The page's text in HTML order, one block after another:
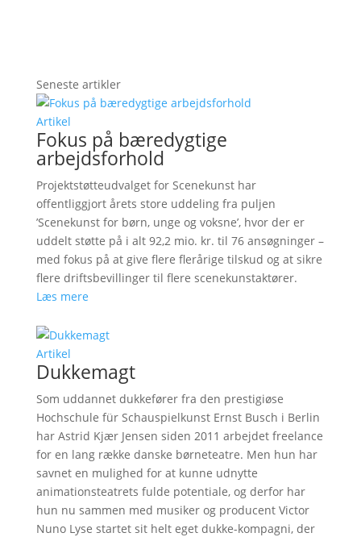
Seneste artikler
Artikel
Fokus på bæredygtige
arbejdsforhold
Projektstøtteudvalget for Scenekunst har
offentliggjort årets store uddeling fra puljen
’Scenekunst for børn, unge og voksne’, hvor der er
uddelt støtte på i alt 92,2 mio. kr. til 76 ansøgninger –
med fokus på at give flere flerårige tilskud og at sikre
flere driftsbevillinger til flere scenekunstaktører.
Læs mere
Artikel
Dukkemagt
Som uddannet dukkefører fra den prestigiøse
Hochschule für Schauspielkunst Ernst Busch i Berlin
har Astrid Kjær Jensen siden 2011 arbejdet freelance
for en lang række danske børneteatre. Men hun har
savnet en mulighed for at kunne udnytte
animationsteatrets fulde potentiale, og derfor har
hun nu sammen med musiker og producent Victor
Nuno Lyse startet sit helt eget dukke-kompagni, der